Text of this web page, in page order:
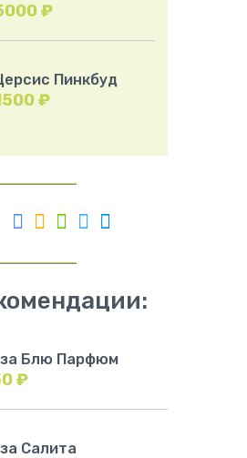
₽
Пинкбуд
₽
Блю Парфюм
₽
Салита